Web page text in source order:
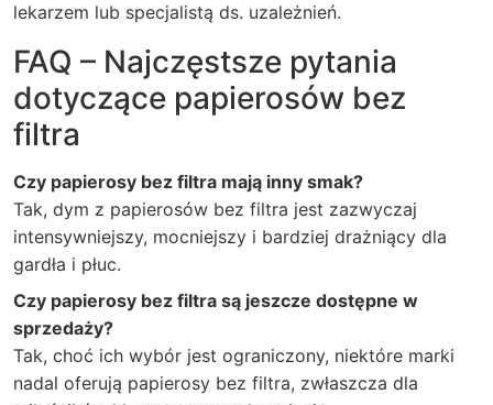
lekarzem lub specjalistą ds. uzależnień.
FAQ – Najczęstsze pytania
dotyczące papierosów bez
filtra
Czy papierosy bez filtra mają inny smak?
Tak, dym z papierosów bez filtra jest zazwyczaj
intensywniejszy, mocniejszy i bardziej drażniący dla
gardła i płuc.
Czy papierosy bez filtra są jeszcze dostępne w
sprzedaży?
Tak, choć ich wybór jest ograniczony, niektóre marki
nadal oferują papierosy bez filtra, zwłaszcza dla